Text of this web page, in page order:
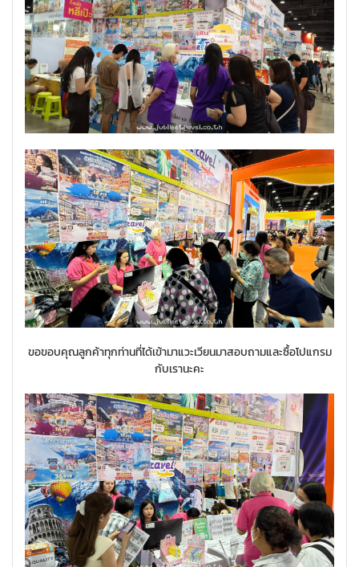
ขอขอบคุณลูกค้าทุกท่านที่ได้เข้ามาแวะเวียนมาสอบถามและซื้อโปแกรม
กับเรานะคะ